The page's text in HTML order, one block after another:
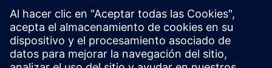
reciente
Valor CAM350 Versión 15.2 es la versión más reciente.
Descargar desde el centro de soporte.